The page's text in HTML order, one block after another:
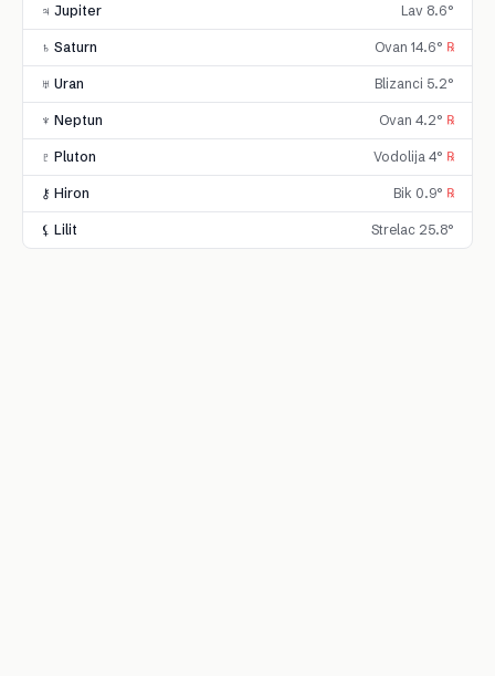
♃ Jupiter Lav 8.6°
♄ Saturn Ovan 14.6° ℞
♅ Uran Blizanci 5.2°
♆ Neptun Ovan 4.2° ℞
♇ Pluton Vodolija 4° ℞
⚷ Hiron Bik 0.9° ℞
⚸ Lilit Strelac 25.8°